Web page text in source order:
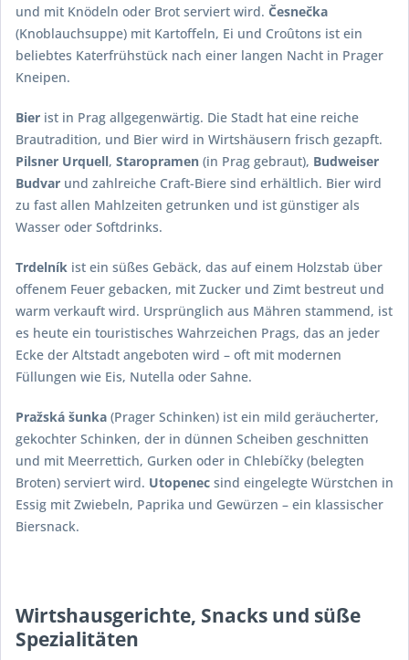
und mit Knödeln oder Brot serviert wird. Česnečka
(Knoblauchsuppe) mit Kartoffeln, Ei und Croûtons ist ein
beliebtes Katerfrühstück nach einer langen Nacht in Prager
Kneipen.
Bier ist in Prag allgegenwärtig. Die Stadt hat eine reiche
Brautradition, und Bier wird in Wirtshäusern frisch gezapft.
Pilsner Urquell, Staropramen (in Prag gebraut), Budweiser
Budvar und zahlreiche Craft-Biere sind erhältlich. Bier wird
zu fast allen Mahlzeiten getrunken und ist günstiger als
Wasser oder Softdrinks.
Trdelník ist ein süßes Gebäck, das auf einem Holzstab über
offenem Feuer gebacken, mit Zucker und Zimt bestreut und
warm verkauft wird. Ursprünglich aus Mähren stammend, ist
es heute ein touristisches Wahrzeichen Prags, das an jeder
Ecke der Altstadt angeboten wird – oft mit modernen
Füllungen wie Eis, Nutella oder Sahne.
Pražská šunka (Prager Schinken) ist ein mild geräucherter,
gekochter Schinken, der in dünnen Scheiben geschnitten
und mit Meerrettich, Gurken oder in Chlebíčky (belegten
Broten) serviert wird. Utopenec sind eingelegte Würstchen in
Essig mit Zwiebeln, Paprika und Gewürzen – ein klassischer
Biersnack.
Wirtshausgerichte, Snacks und süße
Spezialitäten